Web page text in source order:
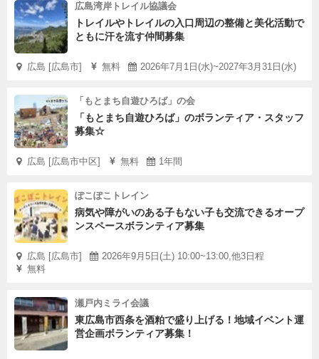
広島湾岸トレイル協議会
トレイルやトレイルの入口周辺の整備と美化活動で
ともに汗を流す仲間募集
広島 [広島市] 無料 2026年7月1日(水)~2027年3月31日(水)
「もとまち自遊ひろば」の会
「もとまち自遊ひろば」のボランティア・スタッフ
募集☆
広島 [広島市中区] 無料 1年間
ぽこぽこトレイン
病気や障がいのある子もない子も交流できるオープ
ンスペースボランティア募集
広島 [広島市]
2026年9月5日(土) 10:00~13:00,他3日程
無料
瀬戸内ミライ会議
東広島市西条を酒粕で盛り上げる！地域イベント運
営企画ボランティア募集！